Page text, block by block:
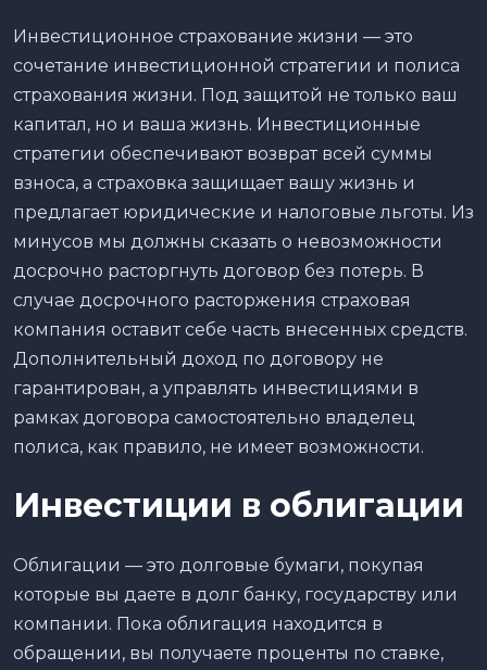
Инвестиционное страхование жизни — это
сочетание инвестиционной стратегии и полиса
страхования жизни. Под защитой не только ваш
капитал, но и ваша жизнь. Инвестиционные
стратегии обеспечивают возврат всей суммы
взноса, а страховка защищает вашу жизнь и
предлагает юридические и налоговые льготы. Из
минусов мы должны сказать о невозможности
досрочно расторгнуть договор без потерь. В
случае досрочного расторжения страховая
компания оставит себе часть внесенных средств.
Дополнительный доход по договору не
гарантирован, а управлять инвестициями в
рамках договора самостоятельно владелец
полиса, как правило, не имеет возможности.
Инвестиции в облигации
Облигации — это долговые бумаги, покупая
которые вы даете в долг банку, государству или
компании. Пока облигация находится в
обращении, вы получаете проценты по ставке,